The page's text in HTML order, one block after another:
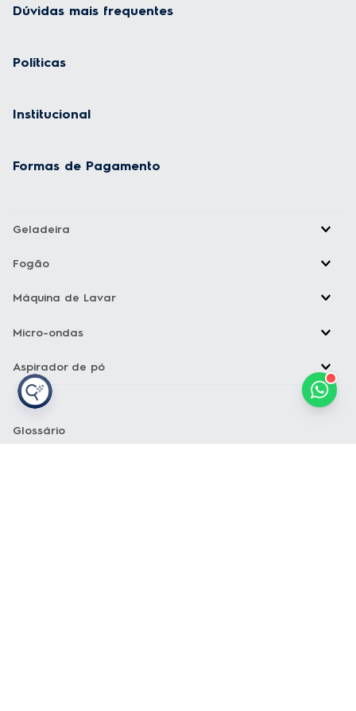
Dúvidas mais frequentes
Políticas
Institucional
Formas de Pagamento
Geladeira
Fogão
Máquina de Lavar
Micro-ondas
Aspirador de pó
Glossário